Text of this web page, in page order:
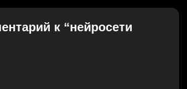
к “нейросети